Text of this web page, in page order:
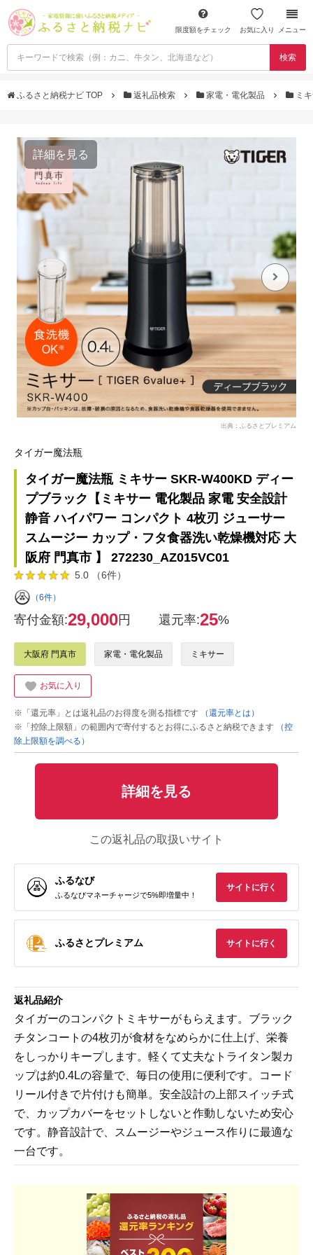
限度額をチェック お気に入り メニュー
検索
ふるさと納税ナビ TOP 返礼品検索 家電・電化製品 ミ
詳細を見る
出典：ふるさとプレミアム
タイガー魔法瓶
タイガー魔法瓶 ミキサー SKR-W400KD ディー
プブラック【ミキサー 電化製品 家電 安全設計
静音 ハイパワー コンパクト 4枚刃 ジューサー
スムージー カップ・フタ食器洗い乾燥機対応 大
阪府 門真市 】 272230_AZ015VC01
5.0 （6件）
（6件）
寄付金額:29,000円 還元率:25%
大阪府 門真市 家電・電化製品 ミキサー
お気に入り
※「還元率」とは返礼品のお得度を測る指標です
（還元率とは）
※「控除上限額」の範囲内で寄付するとお得にふるさと納税できます
（控
除上限額を調べる）
詳細を見る
この返礼品の取扱いサイト
ふるなび
ふるなびマネーチャージで5%即増量中！
サイトに行く
ふるさとプレミアム サイトに行く
返礼品紹介
タイガーのコンパクトミキサーがもらえます。ブラック
チタンコートの4枚刃が食材をなめらかに仕上げ、栄養
をしっかりキープします。軽くて丈夫なトライタン製カ
ップは約0.4Lの容量で、毎日の使用に便利です。コード
リール付きで片付けも簡単。安全設計の上部スイッチ式
で、カップカバーをセットしないと作動しないため安心
です。静音設計で、スムージーやジュース作りに最適な
一台です。